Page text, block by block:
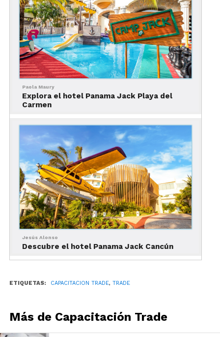
En este mapa conoce la ubicación exacta de los
dos hoteles Panama Jack de Quintana Roo.
Descubre el hotel Panama
Paola Maury
Explora el hotel Panama Jack Playa del
Carmen
Jesús Alonso
Descubre el hotel Panama Jack Cancún
ETIQUETAS: CAPACITACION TRADE, TRADE
Más de Capacitación Trade